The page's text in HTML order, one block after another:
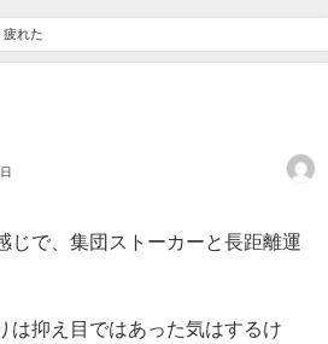
疲れた
じで、集団ストーカーと長距離運
は抑え目ではあった気はするけ